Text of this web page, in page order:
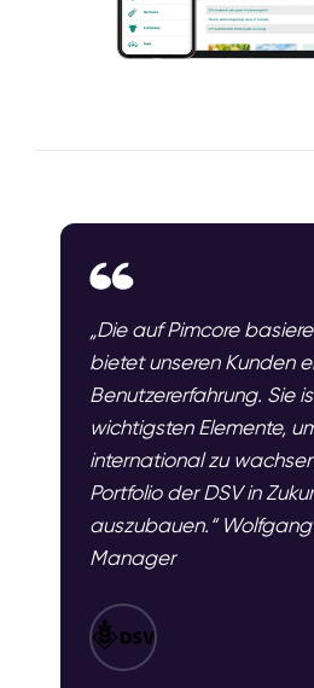
„Die auf Pimcore
bietet unseren Kunden
Benutzererfahrung. Sie
wichtigsten Elemente,
international zu
Portfolio der DSV in
auszubauen.“
Manager